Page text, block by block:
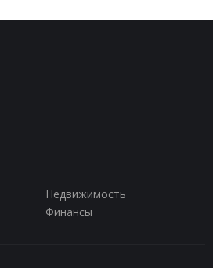
Недвижимость
Финансы